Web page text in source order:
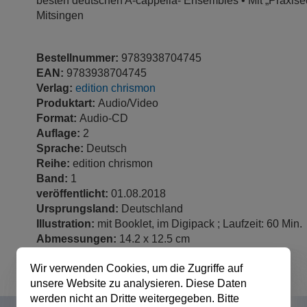
Mitsingen
Bestellnummer: 9783938704745
EAN: 9783938704745
Verlag: edition chrismon
Produktart: Audio/Video
Format: Audio-CD
Auflage: 2
Sprache: Deutsch
Reihe: edition chrismon
Band: 1
veröffentlicht: 01.08.2018
Ursprungsland: Deutschland
Illustration: mit Booklet, im Digipack ; Laufzeit: 60 Min.
Abmessungen: 14.2 x 12.5 cm
Wir verwenden Cookies, um die Zugriffe auf
unsere Website zu analysieren. Diese Daten
werden nicht an Dritte weitergegeben. Bitte